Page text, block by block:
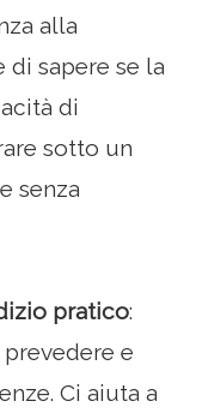
alla
di sapere se la
di
sotto un
senza
pratico:
e
Ci aiuta a